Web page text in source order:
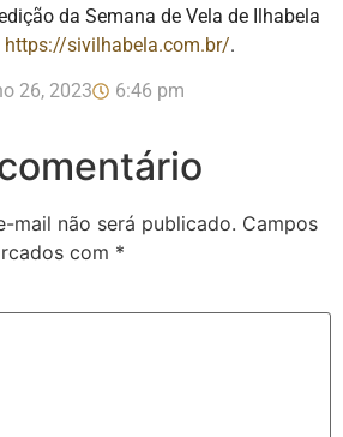
da Semana de Vela de Ilhabela
https://sivilhabela.com.br/.
26, 2023
6:46 pm
mail não será publicado. Campos
com *